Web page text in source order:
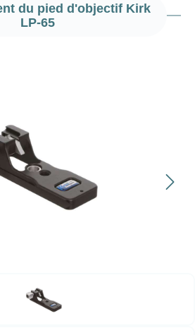
du pied d'objectif Kirk
LP-65